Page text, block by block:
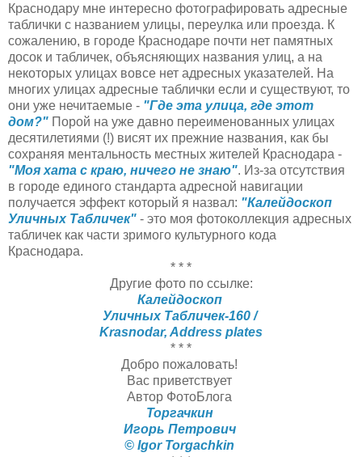
Краснодару мне интересно фотографировать адресные
таблички с названием улицы, переулка или проезда. К
сожалению, в городе Краснодаре почти нет памятных
досок и табличек, объясняющих названия улиц, а на
некоторых улицах вовсе нет адресных указателей. На
многих улицах адресные таблички если и существуют, то
они уже нечитаемые - "Где эта улица, где этот
дом?" Порой на уже давно переименованных улицах
десятилетиями (!) висят их прежние названия, как бы
сохраняя ментальность местных жителей Краснодара -
"Моя хата с краю, ничего не знаю". Из-за отсутствия
в городе единого стандарта адресной навигации
получается эффект который я назвал: "Калейдоскоп
Уличных Табличек" - это моя фотоколлекция адресных
табличек как части зримого культурного кода
Краснодара.
* * *
Другие фото по ссылке:
Калейдоскоп
Уличных Табличек-160 /
Krasnodar, Address plates
* * *
Добро пожаловать!
Вас приветствует
Автор ФотоБлога
Торгачкин
Игорь Петрович
© Igor Torgachkin